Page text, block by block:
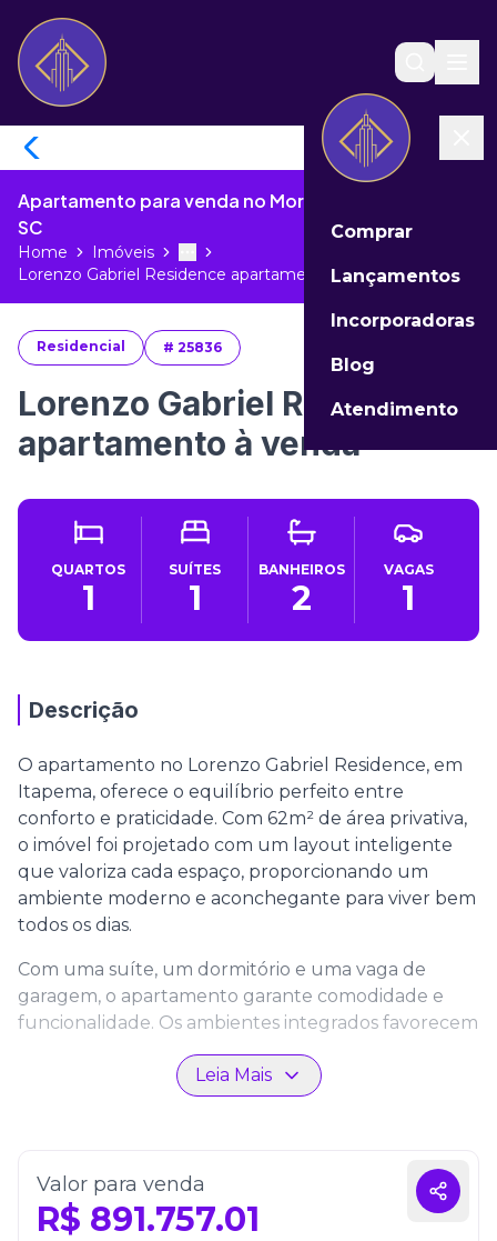
Comprar
Lançamentos
Incorporadoras
Blog
Atendimento
Apartamento para venda no Morretes de Itapema -
SC
Home Imóveis More
Toggle menu
Lorenzo Gabriel Residence apartamen...
Residencial # 25836
Lorenzo Gabriel Residence
apartamento à venda
QUARTOS
1
SUÍTES
1
BANHEIROS
2
VAGAS
1
Descrição
O apartamento no Lorenzo Gabriel Residence, em
Itapema, oferece o equilíbrio perfeito entre
conforto e praticidade. Com 62m² de área privativa,
o imóvel foi projetado com um layout inteligente
que valoriza cada espaço, proporcionando um
ambiente moderno e aconchegante para viver bem
todos os dias.
Com uma suíte, um dormitório e uma vaga de
garagem, o apartamento garante comodidade e
funcionalidade. Os ambientes integrados favorecem
a convivência e a iluminação natural, criando uma
atmosfera leve e acolhedora, ideal para quem busca
qualidade de vida e bem-estar.
Itapema, o Lorenzo Gabriel Residence une
sofisticação, excelente padrão construtivo e uma
localização privilegiada. Um lar pensado para quem
Leia Mais
Valor para venda
R$ 891.757.01